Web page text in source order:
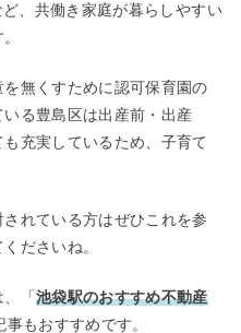
、共働き家庭が暮らしやすい
無くすために認可保育園の
る豊島区は出産前・出産
充実しているため、子育て
れている方はぜひこれを参
ださいね。
「池袋駅のおすすめ不動産
事もおすすめです。